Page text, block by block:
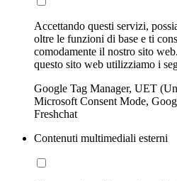
Accettando questi servizi,
oltre le funzioni di base e ti
comodamente il nostro sito
questo sito web utilizziamo i
Google Tag Manager, UET
Microsoft Consent Mode,
Freshchat
Contenuti multimediali esterni